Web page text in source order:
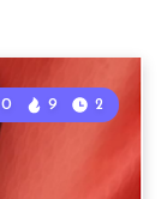
0 9 2